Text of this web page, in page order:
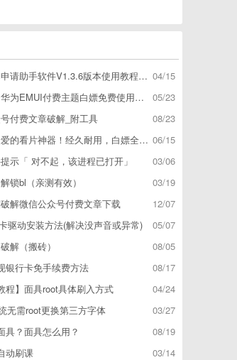
04/15
软件V1.3.6版本使用教程，免费领空调冰箱，附下载地址
05/23
为EMUI付费主题白嫖免费使用方法。
08/23
付费文章破解_附工具
06/15
的看片神器！经久耐用，白嫖全网资源
03/06
示「 对不起，该进程已打开」
03/19
锁bl（亲测有效）
12/07
解微信公众号付费文章下载
05/07
驱动安装方法(解决没声音或异常)
08/05
解（搬砖）
08/17
银行卡免手续费方法
04/24
程】面具root具体刷入方式
03/27
无需root更换第三方字体
08/19
具？面具怎么用？
03/14
动刷课